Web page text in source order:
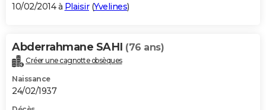
10/02/2014 à Plaisir(Yvelines)
Abderrahmane SAHI (76 ans)
Créer une cagnotte obsèques
Naissance
24/02/1937